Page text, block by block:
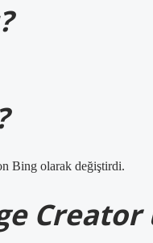
Bing olarak değiştirdi.
Creator